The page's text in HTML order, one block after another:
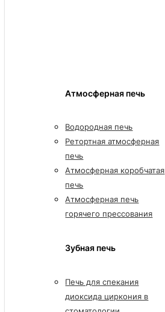
Атмосферная печь
Водородная печь
Ретортная атмосферная
печь
Атмосферная коробчатая
печь
Атмосферная печь
горячего прессования
Зубная печь
Печь для спекания
диоксида циркония в